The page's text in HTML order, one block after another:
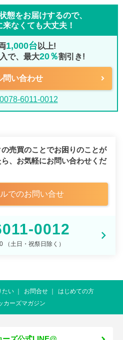
態をお届けするので、
なくても大丈夫！
1,000台 以上!
で、最大20％割引き!
問い合わせ
0078-6011-0012
売買のことでお困りのことが
、 お気軽にお問い合わせくだ
ルでのお問い合せ
0012
（土日・祝祭日除く）
たい お問合せ
はじめての方
カーズマガジン